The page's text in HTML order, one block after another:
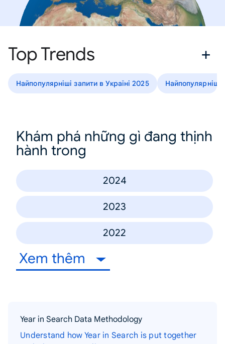
Top Trends
Найпопулярніші запити в Україні 2025 Найпопулярніші
Khám phá những gì đang thịnh
hành trong
2024
2023
2022
Xem thêm
Year in Search Data Methodology
Understand how Year in Search is put together